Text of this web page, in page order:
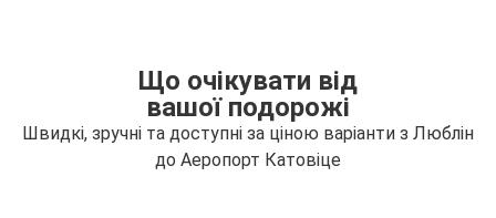
Що очікувати від
вашої подорожі
Швидкі, зручні та доступні за ціною варіанти з Люблін
до Аеропорт Катовіце